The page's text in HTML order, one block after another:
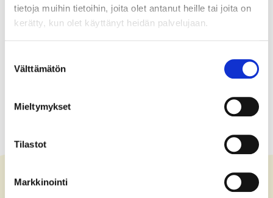
tietoja muihin tietoihin, joita olet antanut heille tai joita on
kerätty, kun olet käyttänyt heidän palvelujaan.
valinta
Välttämätön
Mieltymykset
Tilastot
Markkinointi